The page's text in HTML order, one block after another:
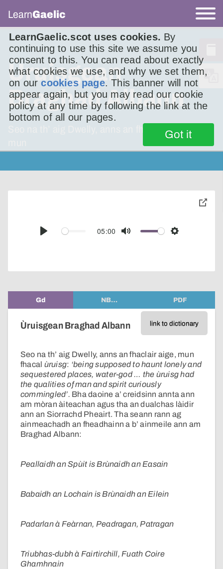
LearnGaelic.scot uses cookies. By
continuing to use this site we assume you
consent to this. You can read about exactly
what cookies we use, and why we set them,
on ourcookies page. This banner will not
appear again, but you may read our cookie
policy at any time by following the link at the
bottom of all our pages.
Got it
LearnGaelic
Ùruisgean
Braghad Albann
Seo na th’ aig Dwelly, anns an fhaclair aige,
Play
05:00
Mute Settings
toggle
Gd NB… PDF
link to dictionary
Ùruisgean Braghad Albann
Seo na th’ aig Dwelly, anns an fhaclair aige, mun
fhacal ùruisg: ‘being supposed to haunt lonely and
sequestered places, water-god … the ùruisg had
the qualities of man and spirit curiously
commingled’. Bha daoine a’ creidsinn annta ann
am mòran àiteachan agus tha an dualchas làidir
ann an Siorrachd Pheairt. Tha seann rann ag
ainmeachadh an fheadhainn a b’ ainmeile ann am
Braghad Albann:
Peallaidh an Spùit is Brùnaidh an Easain
Babaidh an Lochain is Brùnaidh an Eilein
Padarlan à Feàrnan, Peadragan, Patragan
Triubhas-dubh à Fairtirchill, Fuath Coire
Ghamhnain